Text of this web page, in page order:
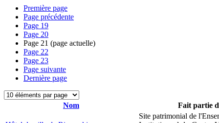
Première page
Page précédente
Page 19
Page 20
Page 21 (page actuelle)
Page 22
Page 23
Page suivante
Dernière page
Nom Fait partie
Site patrimonial de